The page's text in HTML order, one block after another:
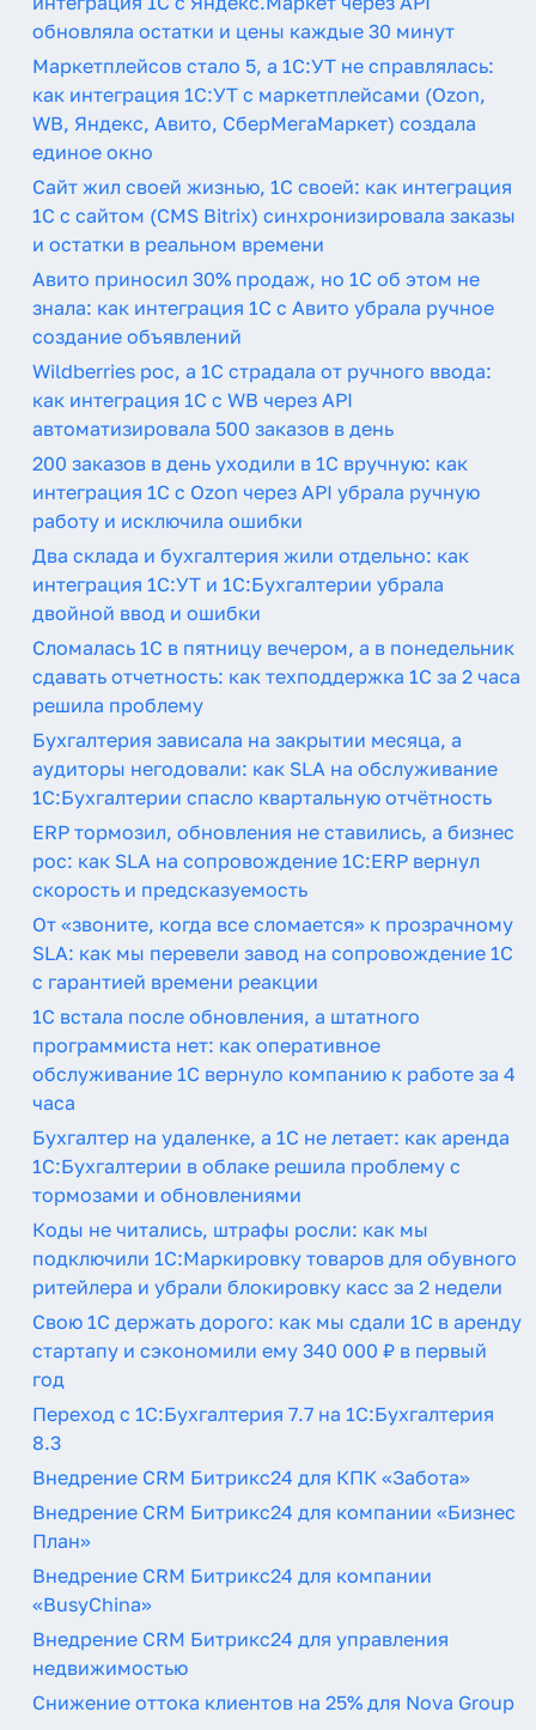
обновляла остатки и цены каждые 30 минут
Маркетплейсов стало 5, а 1С:УТ не справлялась:
как интеграция 1С:УТ с маркетплейсами (Ozon,
WB, Яндекс, Авито, СберМегаМаркет) создала
единое окно
Сайт жил своей жизнью, 1С своей: как интеграция
1С с сайтом (CMS Bitrix) синхронизировала заказы
и остатки в реальном времени
Авито приносил 30% продаж, но 1С об этом не
знала: как интеграция 1С с Авито убрала ручное
создание объявлений
Wildberries рос, а 1С страдала от ручного ввода:
как интеграция 1С с WB через API
автоматизировала 500 заказов в день
200 заказов в день уходили в 1С вручную: как
интеграция 1С с Ozon через API убрала ручную
работу и исключила ошибки
Два склада и бухгалтерия жили отдельно: как
интеграция 1С:УТ и 1С:Бухгалтерии убрала
двойной ввод и ошибки
Сломалась 1С в пятницу вечером, а в понедельник
сдавать отчетность: как техподдержка 1С за 2 часа
решила проблему
Бухгалтерия зависала на закрытии месяца, а
аудиторы негодовали: как SLA на обслуживание
1С:Бухгалтерии спасло квартальную отчётность
ERP тормозил, обновления не ставились, а бизнес
рос: как SLA на сопровождение 1С:ERP вернул
скорость и предсказуемость
От «звоните, когда все сломается» к прозрачному
SLA: как мы перевели завод на сопровождение 1С
с гарантией времени реакции
1С встала после обновления, а штатного
программиста нет: как оперативное
обслуживание 1С вернуло компанию к работе за 4
часа
Бухгалтер на удаленке, а 1С не летает: как аренда
1С:Бухгалтерии в облаке решила проблему с
тормозами и обновлениями
Коды не читались, штрафы росли: как мы
подключили 1С:Маркировку товаров для обувного
ритейлера и убрали блокировку касс за 2 недели
Свою 1С держать дорого: как мы сдали 1С в аренду
стартапу и сэкономили ему 340 000 ₽ в первый
год
Переход с 1С:Бухгалтерия 7.7 на 1С:Бухгалтерия
8.3
Внедрение CRM Битрикс24 для КПК «Забота»
Внедрение CRM Битрикс24 для компании «Бизнес
План»
Внедрение CRM Битрикс24 для компании
«BusyChina»
Внедрение CRM Битрикс24 для управления
недвижимостью
Снижение оттока клиентов на 25% для Nova Group